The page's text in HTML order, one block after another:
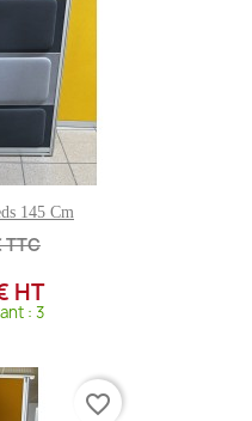
145 Cm
TTC
HT
: 3
favorite_border